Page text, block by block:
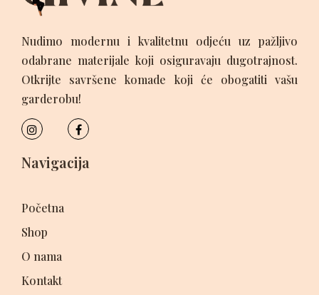
Nudimo modernu i kvalitetnu odjeću uz pažljivo
odabrane materijale koji osiguravaju dugotrajnost.
Otkrijte savršene komade koji će obogatiti vašu
garderobu!
Navigacija
Početna
Shop
O nama
Kontakt